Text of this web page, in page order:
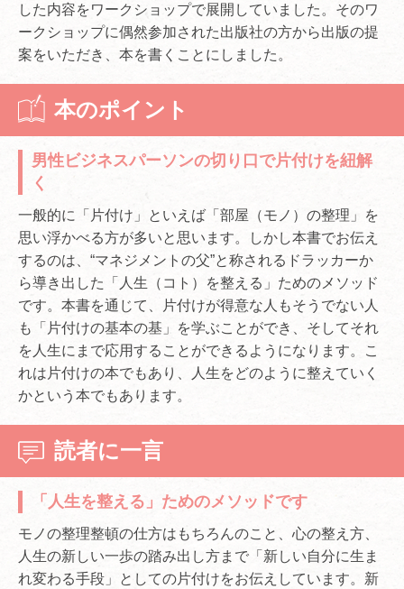
した内容をワークショップで展開していました。そのワ
ークショップに偶然参加された出版社の方から出版の提
案をいただき、本を書くことにしました。
本のポイント
男性ビジネスパーソンの切り口で片付けを紐解
く
一般的に「片付け」といえば「部屋（モノ）の整理」を
思い浮かべる方が多いと思います。しかし本書でお伝え
するのは、“マネジメントの父”と称されるドラッカーか
ら導き出した「人生（コト）を整える」ためのメソッド
です。本書を通じて、片付けが得意な人もそうでない人
も「片付けの基本の基」を学ぶことができ、そしてそれ
を人生にまで応用することができるようになります。こ
れは片付けの本でもあり、人生をどのように整えていく
かという本でもあります。
読者に一言
「人生を整える」ためのメソッドです
モノの整理整頓の仕方はもちろんのこと、心の整え方、
人生の新しい一歩の踏み出し方まで「新しい自分に生ま
れ変わる手段」としての片付けをお伝えしています。新